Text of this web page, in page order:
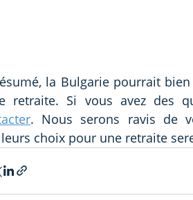
la Bulgarie pourrait
. Nous serons ravis de
choix pour une retraite